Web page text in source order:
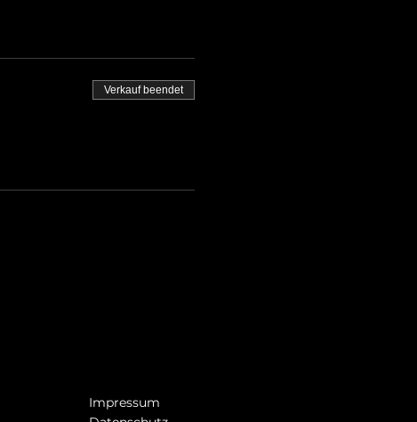
Verkauf beendet
Impressum